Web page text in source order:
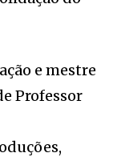
e mestre
Professor